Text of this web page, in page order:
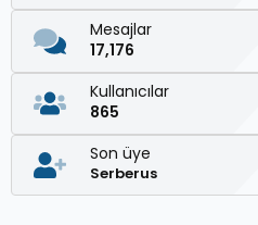
Mesajlar
17,176
Kullanıcılar
865
Son üye
Serberus